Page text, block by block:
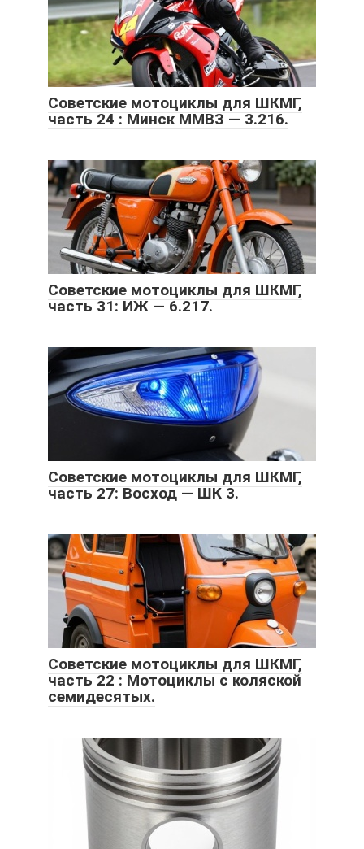
Советские мотоциклы для ШКМГ,
часть 24 : Минск ММВЗ — 3.216.
Советские мотоциклы для ШКМГ,
часть 31: ИЖ — 6.217.
Советские мотоциклы для ШКМГ,
часть 27: Восход — ШК 3.
Советские мотоциклы для ШКМГ,
часть 22 : Мотоциклы с коляской
семидесятых.